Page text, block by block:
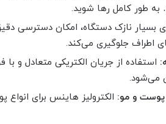
طور کامل رها شوید.
بسیار نازک دستگاه، امکان دسترسی
اطراف جلوگیری می‌کند.
استفاده از جریان الکتریکی متعادل و
می‌شود.
پوست و مو: الکترولیز هاینس برای